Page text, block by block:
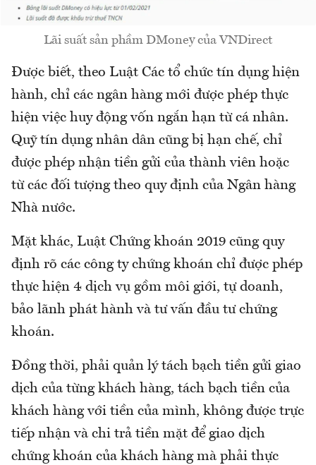
Lãi suất sản phầm DMoney của VNDirect
Được biết, theo Luật Các tổ chức tín dụng hiện
hành, chỉ các ngân hàng mới được phép thực
hiện việc huy động vốn ngắn hạn từ cá nhân.
Quỹ tín dụng nhân dân cũng bị hạn chế, chỉ
được phép nhận tiền gửi của thành viên hoặc
từ các đối tượng theo quy định của Ngân hàng
Nhà nước.
Mặt khác, Luật Chứng khoán 2019 cũng quy
định rõ các công ty chứng khoán chỉ được phép
thực hiện 4 dịch vụ gồm môi giới, tự doanh,
bảo lãnh phát hành và tư vấn đầu tư chứng
khoán.
Đồng thời, phải quản lý tách bạch tiền gửi giao
dịch của từng khách hàng, tách bạch tiền của
khách hàng với tiền của mình, không được trực
tiếp nhận và chi trả tiền mặt để giao dịch
chứng khoán của khách hàng mà phải thực